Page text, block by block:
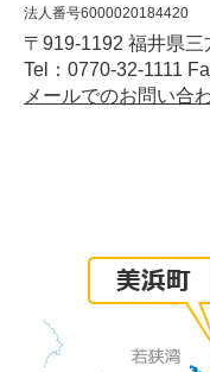
法人番号6000020184420
〒919-1192 福井県
Tel：0770-32-1111
メールでのお問い合